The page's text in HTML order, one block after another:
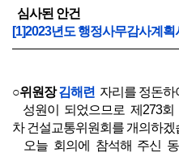
심사된 안건
[1]2023년도 행정사무감사계
○위원장김해련 자리를 정돈하
성원이 되었으므로 제273회
차 건설교통위원회를 개의하겠
오늘 회의에 참석해 주신